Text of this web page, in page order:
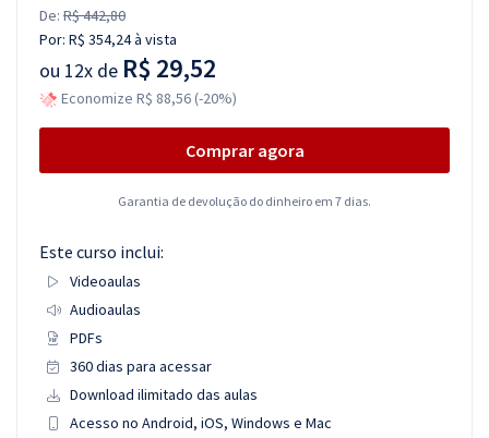
De: R$ 442,80
Por: R$ 354,24à vista
ou 12x de R$ 29,52
Economize R$ 88,56 (-20%)
Comprar agora
Garantia de devolução do dinheiro em 7 dias.
Este curso inclui:
Videoaulas
Audioaulas
PDFs
360 dias para acessar
Download ilimitado das aulas
Acesso no Android, iOS, Windows e Mac